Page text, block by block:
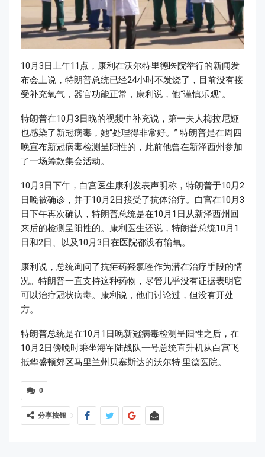
10月3日上午11点，康利在沃尔特里德医院举行的新闻发
布会上说，特朗普总统已经24小时不发烧了，目前没有接
受补充氧气，器官功能正常，康利说，他“谨慎乐观”。
特朗普在10月3日晚的视频中补充说，第一夫人梅拉尼娅
也感染了新冠病毒，她“处理得非常好。” 特朗普是在周四
晚宣布新冠病毒检测呈阳性的，此前他曾在新泽西州参加
了一场筹款集会活动。
10月3日下午，白宫医生康利发表声明称，特朗普于10月2
日晚被确诊，并于10月2日接受了抗体治疗。白宫在10月3
日下午再次确认，特朗普总统是在10月1日从新泽西州回
来后的检测呈阳性的。康利医生还说，特朗普总统10月1
日和2日、以及10月3日在医院都没有输氧。
康利说，总统询问了抗疟药羟氯喹作为潜在治疗手段的情
况。特朗普一直支持这种药物，尽管几乎没有证据表明它
可以治疗冠状病毒。康利说，他们讨论过，但没有开处
方。
特朗普总统是在10月1日晚新冠病毒检测呈阳性之后，在
10月2日傍晚时乘坐海军陆战队一号总统直升机从白宫飞
抵华盛顿郊区马里兰州贝塞斯达的沃尔特·里德医院。
0
分享按钮